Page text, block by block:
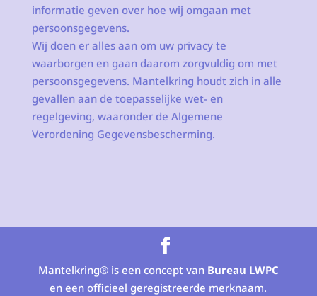
informatie geven over hoe wij omgaan met
persoonsgegevens.
Wij doen er alles aan om uw privacy te
waarborgen en gaan daarom zorgvuldig om met
persoonsgegevens. Mantelkring houdt zich in alle
gevallen aan de toepasselijke wet- en
regelgeving, waaronder de Algemene
Verordening Gegevensbescherming.
Mantelkring® is een concept van Bureau LWPC
en een officieel geregistreerde merknaam.